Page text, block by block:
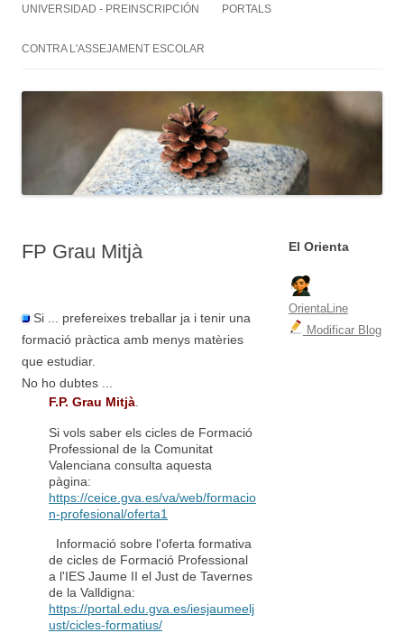
UNIVERSIDAD - PREINSCRIPCIÓN PORTALS
CONTRA L'ASSEJAMENT ESCOLAR
FP Grau Mitjà
Si ... prefereixes treballar ja i tenir una
formació pràctica amb menys matèries
que estudiar.
No ho dubtes ...
F.P. Grau Mitjà
Si vols saber els cicles de Formació
Professional de la Comunitat
Valenciana consulta aquesta
pàgina:
https://ceice.gva.es/va/web/formacio
n-profesional/oferta1
Informació sobre l'oferta formativa
de cicles de Formació Professional
a l'IES Jaume II el Just de Tavernes
de la Valldigna:
https://portal.edu.gva.es/iesjaumeelj
ust/cicles-formatius/
El Orienta
OrientaLine
Modificar Blog